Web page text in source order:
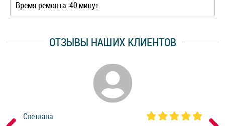
Время ремонта: 40 минут
ОТЗЫВЫ НАШИХ КЛИЕНТОВ
Светлана